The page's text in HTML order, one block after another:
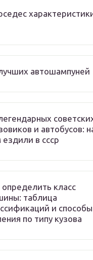
автошампуней
и автобусов:
ездили в ссср
определить класс
таблица
и способы
по типу кузова